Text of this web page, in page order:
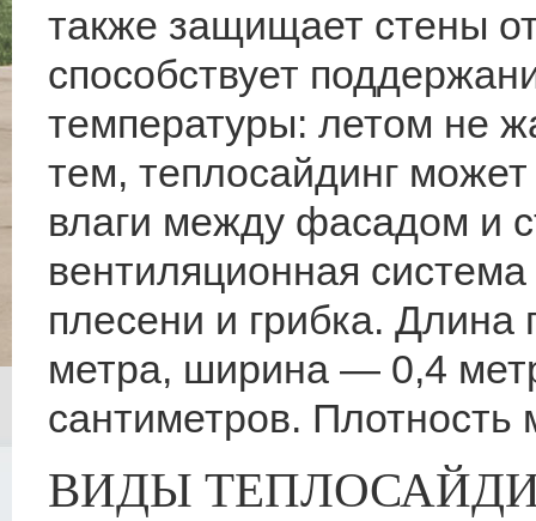
также защищает стены
способствует
температуры: летом не
тем, теплосайдинг
влаги между фасадом и
вентиляционная система
плесени и грибка.
метра, ширина — 0,4
сантиметров.
ВИДЫ